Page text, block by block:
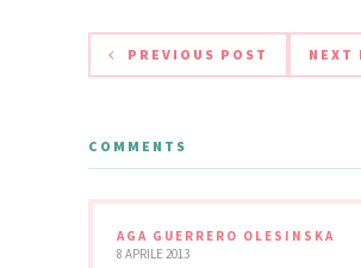
PREVIOUS POST NEXT
COMMENTS
AGA GUERRERO OLESINSKA
8 APRILE 2013